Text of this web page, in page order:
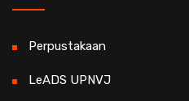
Perpustakaan
LeADS UPNVJ